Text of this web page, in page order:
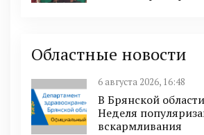
Областные новости
6 августа 2026, 16:48
В Брянской
Неделя
вскармливания